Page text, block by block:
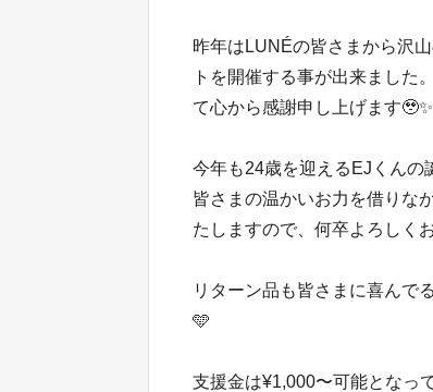
昨年はLUNÉの皆さまから沢
トを開催する事が出来ました
て心から感謝申し上げます🥹✨
今年も24歳を迎えるEJくんの
皆さまの温かいお力を借りな
たしますので、何卒よろしく
リターン品も皆さまに喜んで
🩵
支援金は¥1,000〜可能となっ